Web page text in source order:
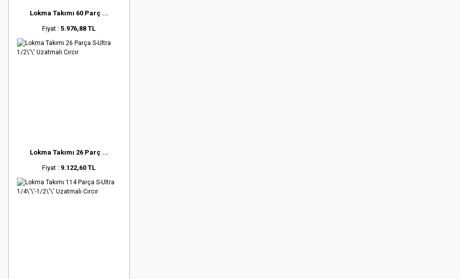
Lokma Takımı 60 Parç ...
Fiyat :5.976,88 TL
Lokma Takımı 26 Parç ...
Fiyat : 9.122,60 TL